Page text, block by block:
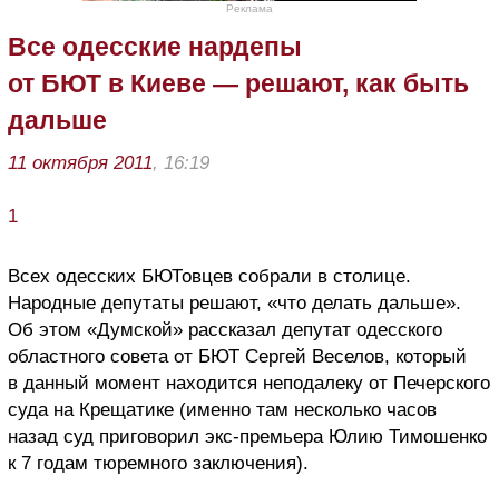
Реклама
Все одесские нардепы
от БЮТ в Киеве — решают, как быть
дальше
11 октября 2011, 16:19
1
Всех одесских БЮТовцев собрали в столице.
Народные депутаты решают, «что делать дальше».
Об этом «Думской» рассказал депутат одесского
областного совета от БЮТ Сергей Веселов, который
в данный момент находится неподалеку от Печерского
суда на Крещатике (именно там несколько часов
назад суд приговорил экс-премьера Юлию Тимошенко
к 7 годам тюремного заключения).